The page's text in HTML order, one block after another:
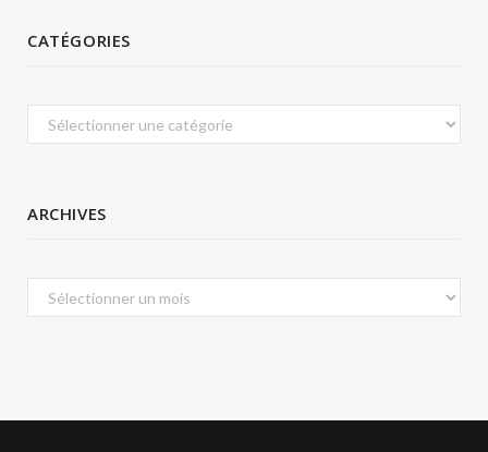
CATÉGORIES
Catégories
ARCHIVES
Archives